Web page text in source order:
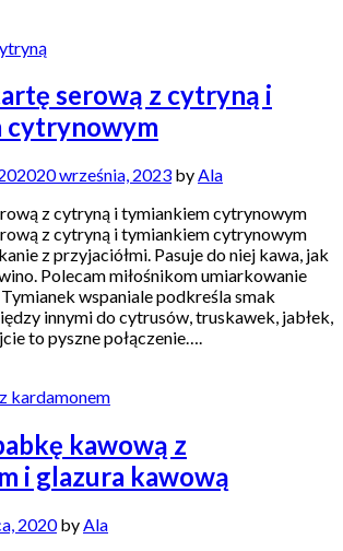
serową z cytryną i
cytrynowym
20 września, 2023 byAla
z cytryną i tymiankiem cytrynowym
z cytryną i tymiankiem cytrynowym
z przyjaciółmi. Pasuje do niej kawa, jak
Polecam miłośnikom umiarkowanie
wspaniale podkreśla smak
innymi do cytrusów, truskawek, jabłek,
to pyszne połączenie….
kawową z
i glazura kawową
2020byAla